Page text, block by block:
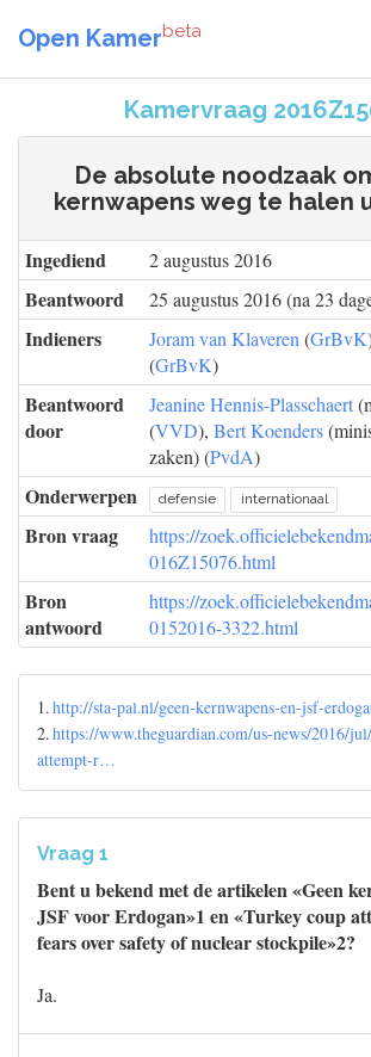
Open Kamerbeta
Kamervraag
De absolute noodzaak
kernwapens weg te halen
Ingediend 2 augustus 2016
Beantwoord 25 augustus 2016 (na 23
Indieners Joram van Klaveren (GrBvK
(GrBvK)
Beantwoord
door
Jeanine Hennis-Plasschaert
(VVD), Bert Koenders
zaken) (PvdA)
Onderwerpen defensie internationaal
Bron vraag
https://
016Z15076.html
Bron
antwoord
https://
0152016-3322.html
1.http://sta-pal.nl/geen-kernwapens-en-jsf-
2.https://www.theguardian.com/us-news/2016/
attempt-r…
Vraag 1
Bent u bekend met de artikelen «Geen
JSF voor Erdogan»1 en «Turkey coup
fears over safety of nuclear stockpile»2?
Ja.